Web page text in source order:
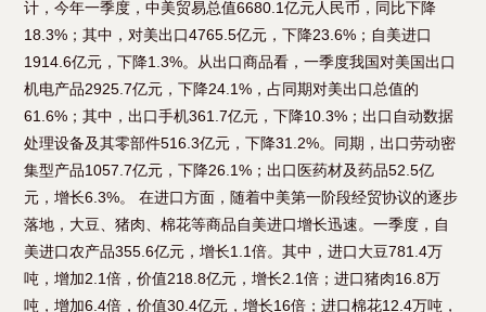
计，今年一季度，中美贸易总值6680.1亿元人民币，同比下降
18.3%；其中，对美出口4765.5亿元，下降23.6%；自美进口
1914.6亿元，下降1.3%。从出口商品看，一季度我国对美国出口
机电产品2925.7亿元，下降24.1%，占同期对美出口总值的
61.6%；其中，出口手机361.7亿元，下降10.3%；出口自动数据
处理设备及其零部件516.3亿元，下降31.2%。同期，出口劳动密
集型产品1057.7亿元，下降26.1%；出口医药材及药品52.5亿
元，增长6.3%。 在进口方面，随着中美第一阶段经贸协议的逐步
落地，大豆、猪肉、棉花等商品自美进口增长迅速。一季度，自
美进口农产品355.6亿元，增长1.1倍。其中，进口大豆781.4万
吨，增加2.1倍，价值218.8亿元，增长2.1倍；进口猪肉16.8万
吨，增加6.4倍，价值30.4亿元，增长16倍；进口棉花12.4万吨，